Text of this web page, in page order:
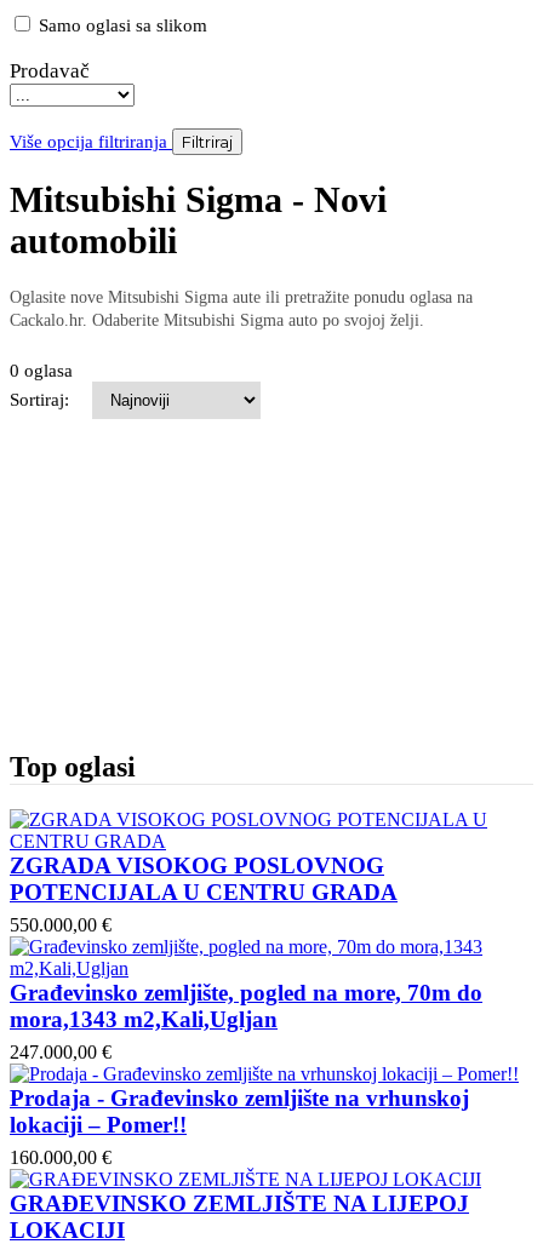
Samo oglasi sa slikom
Prodavač
Više opcija filtriranja Filtriraj
Mitsubishi Sigma - Novi
automobili
Oglasite nove Mitsubishi Sigma aute ili pretražite ponudu oglasa na
Cackalo.hr. Odaberite Mitsubishi Sigma auto po svojoj želji.
0 oglasa
Sortiraj:
Top oglasi
ZGRADA VISOKOG POSLOVNOG
POTENCIJALA U CENTRU GRADA
550.000,00 €
Građevinsko zemljište, pogled na more, 70m do
mora,1343 m2,Kali,Ugljan
247.000,00 €
Prodaja - Građevinsko zemljište na vrhunskoj
lokaciji – Pomer!!
160.000,00 €
GRAĐEVINSKO ZEMLJIŠTE NA LIJEPOJ
LOKACIJI